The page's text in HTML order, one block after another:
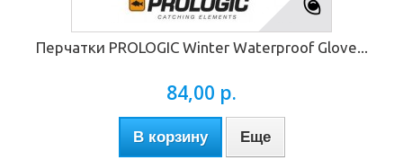
Перчатки PROLOGIC Winter Waterproof Glove...
84,00 р.
В корзину Еще